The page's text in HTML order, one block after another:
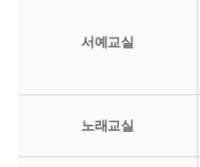
서예교실
노래교실